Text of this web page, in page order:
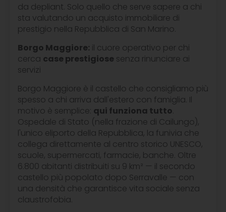
da depliant. Solo quello che serve sapere a chi
sta valutando un acquisto immobiliare di
prestigio nella Repubblica di San Marino.
Borgo Maggiore: il cuore operativo per chi
cerca case prestigiose senza rinunciare ai
servizi
Borgo Maggiore è il castello che consigliamo più
spesso a chi arriva dall'estero con famiglia. Il
motivo è semplice: qui funziona tutto.
Ospedale di Stato (nella frazione di Cailungo),
l'unico eliporto della Repubblica, la funivia che
collega direttamente al centro storico UNESCO,
scuole, supermercati, farmacie, banche. Oltre
6.800 abitanti distribuiti su 9 km² — il secondo
castello più popolato dopo Serravalle — con
una densità che garantisce vita sociale senza
claustrofobia.